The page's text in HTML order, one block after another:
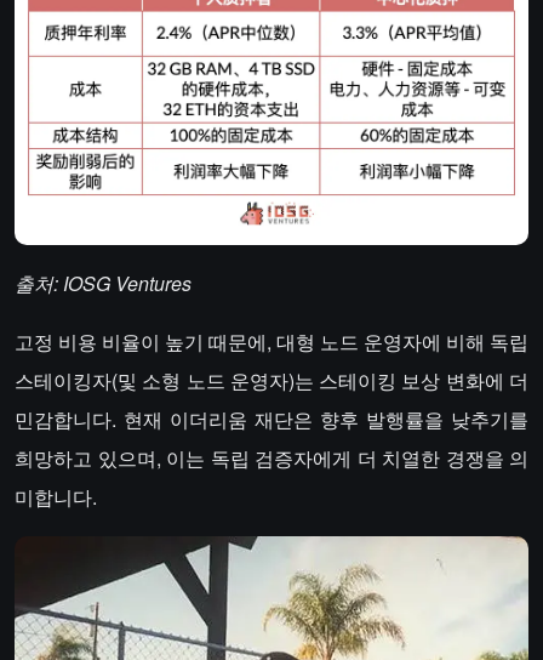
출처: IOSG Ventures
고정 비용 비율이 높기 때문에, 대형 노드 운영자에 비해 독립
스테이킹자(및 소형 노드 운영자)는 스테이킹 보상 변화에 더
민감합니다. 현재 이더리움 재단은 향후 발행률을 낮추기를
희망하고 있으며, 이는 독립 검증자에게 더 치열한 경쟁을 의
미합니다.